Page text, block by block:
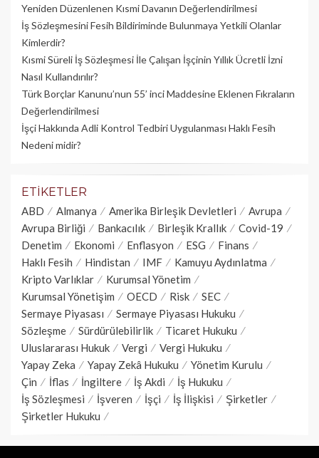
Yeniden Düzenlenen Kısmi Davanın Değerlendirilmesi
İş Sözleşmesini Fesih Bildiriminde Bulunmaya Yetkili Olanlar
Kimlerdir?
Kısmi Süreli İş Sözleşmesi İle Çalışan İşçinin Yıllık Üc­retli İzni
Nasıl Kullandırılır?
Türk Borçlar Kanunu’nun 55’ inci Maddesine Eklenen Fıkraların
Değerlendirilmesi
İşçi Hakkında Adli Kontrol Tedbiri Uygulanması Haklı Fesih
Nedeni midir?
ETIKETLER
ABD Almanya Amerika Birleşik Devletleri
Avrupa
Avrupa Birliği
Bankacılık Birleşik Krallık
Covid-19
Denetim
Ekonomi Enflasyon ESG
Finans
Haklı Fesih
Hindistan IMF
Kamuyu Aydınlatma
Kripto Varlıklar
Kurumsal Yönetim
Kurumsal Yönetişim
OECD Risk
SEC
Sermaye Piyasası
Sermaye Piyasası Hukuku
Sözleşme
Sürdürülebilirlik
Ticaret Hukuku
Uluslararası Hukuk
Vergi
Vergi Hukuku
Yapay Zeka
Yapay Zekâ Hukuku
Yönetim Kurulu
Çin
İflas İngiltere İş Akdi
İş Hukuku
İş Sözleşmesi
İşveren İşçi İş İlişkisi
Şirketler
Şirketler Hukuku